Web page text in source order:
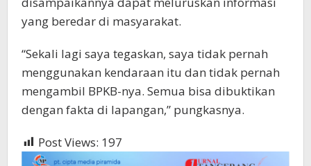
yang beredar di masyarakat.
“Sekali lagi saya tegaskan, saya tidak pernah
menggunakan kendaraan itu dan tidak pernah
mengambil BPKB-nya. Semua bisa dibuktikan
dengan fakta di lapangan,” pungkasnya.
Post Views: 197